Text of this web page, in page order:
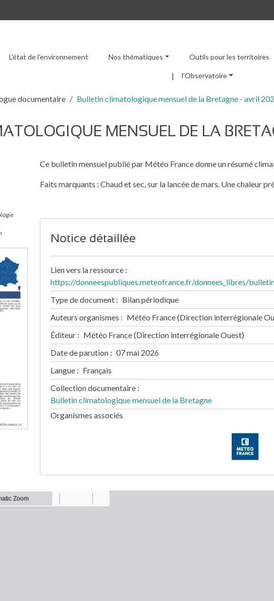
Menu principal
L'état de l'environnement Nos thématiques Outils pour les territoires
l'Observatoire
documentaire Bulletin climatologique mensuel de la Bretagne - avril
MENSUEL DE LA
Ce bulletin mensuel publié par Météo France donne un résumé
Faits marquants : Chaud et sec, sur la lancée de mars. Une chaleur
Notice détaillée
Lien vers la ressource
https://donneespubliques.meteofrance.fr/donnees_libres/
Type de document
Bilan périodique
Auteurs organismes
Météo France (Direction interrégionale
Éditeur
Météo France (Direction interrégionale Ouest)
Date de parution
07 mai 2026
Langue
Français
Collection documentaire
Bulletin climatologique mensuel de la Bretagne
Organismes associés